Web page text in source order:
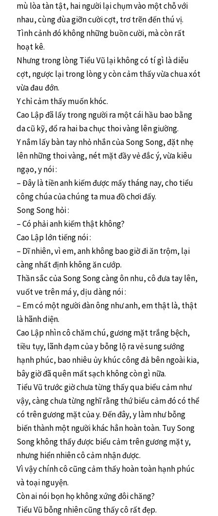
mù lòa tàn tật, hai người lại chụm vào một chỗ với
nhau, cùng đùa giỡn cười cợt, trơ trẽn đến thú vị.
Tình cảnh đó không những buồn cười, mà còn rất
hoạt kê.
Nhưng trong lòng Tiểu Vũ lại không có tí gì là diễu
cợt, ngược lại trong lòng y còn cảm thấy vừa chua xót
vừa đau đớn.
Y chỉ cảm thấy muốn khóc.
Cao Lập đã lấy trong người ra một cái hầu bao bằng
da cũ kỹ, đổ ra hai ba chục thoi vàng lên giường.
Y nắm lấy bàn tay nhỏ nhắn của Song Song, đặt nhẹ
lên những thoi vàng, nét mặt đầy vẻ đắc ý, vừa kiêu
ngạo, y nói :
– Đây là tiền anh kiếm được mấy tháng nay, cho tiểu
công chúa của chúng ta mua đồ chơi đấy.
Song Song hỏi :
– Có phải anh kiếm thật không?
Cao Lập lớn tiếng nói :
– Dĩ nhiên, vì em, anh không bao giờ đi ăn trộm, lại
càng nhất định không ăn cướp.
Thần sắc của Song Song càng ôn nhu, cô đưa tay lên,
vuốt ve trên má y, dịu dàng nói :
– Em có một người đàn ông như anh, em thật là, thật
là hãnh diện.
Cao Lập nhìn cô chăm chú, gương mặt trắng bệch,
tiều tụy, lãnh đạm của y bỗng lộ ra vẻ sung sướng
hạnh phúc, bao nhiêu ủy khúc công đả bên ngoài kia,
bây giờ đã quên mất sạch không còn gì nữa.
Tiểu Vũ trước giờ chưa từng thấy qua biểu cảm như
vậy, càng chưa từng nghĩ rằng thứ biểu cảm đó có thể
có trên gương mặt của y. Đến đây, y làm như bỗng
biến thành một người khác hẳn hoàn toàn. Tuy Song
Song không thấy được biểu cảm trên gương mặt y,
nhưng hiển nhiên cô cảm nhận được.
Vì vậy chính cô cũng cảm thấy hoàn toàn hạnh phúc
và toại nguyện.
Còn ai nói bọn họ không xứng đôi chăng?
Tiểu Vũ bỗng nhiên cũng thấy cô rất đẹp.